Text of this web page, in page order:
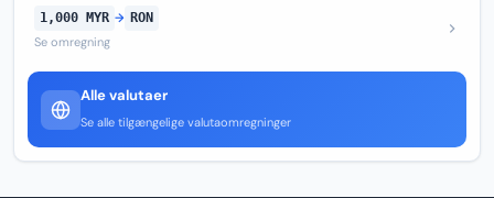
1,000 MYR → RON
Se omregning
Alle valutaer
Se alle tilgængelige valutaomregninger